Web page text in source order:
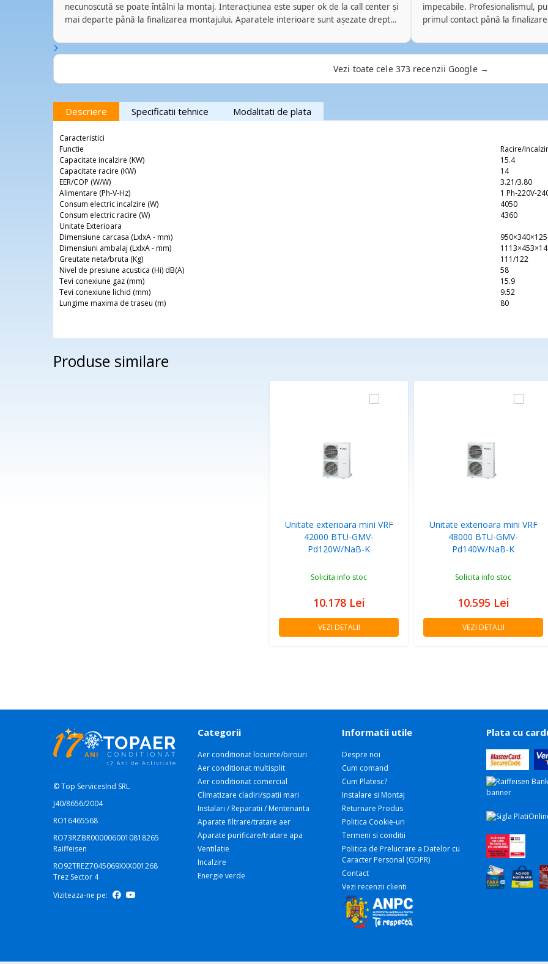
necunoscută se poate întâlni la montaj. Interacțiunea este super ok de la call center și
mai departe până la finalizarea montajului. Aparatele interioare sunt așezate drept
mi-am pus cu ei două Daikin de 18.000 BTU în Pipera. Unul parcă e de anul trecut.
Merge brici. Ălălalt e de câteva zile, și dă din coadă bine. Eu îi recomand. Nu am nicio
obligație sau benficiu să fac asta. Pur și simplu așa au fost experiențele mele cu ei.
impecabile. Profesionalismul,
primul contact până la finalizarea lucrării. Montajul a fost realizat
fiecărei situații. Se vede
Este reconfortant să găsești
care îi poți recomanda fără
în viitor. Mulțumesc pentru colaborarea excelentă și pentru standardele ridicate de
Vezi toate cele 373 recenzii Google →
Descriere Specificatii tehnice Modalitati de plata
Caracteristici
Functie
Racire/
Capacitate incalzire (KW)
15.4
Capacitate racire (KW)
14
EER/COP (W/W)
3.21/3.80
Alimentare (Ph-V-Hz)
1 Ph-220V-
Consum electric incalzire (W)
4050
Consum electric racire (W)
4360
Unitate Exterioara
Dimensiune carcasa (LxlxA - mm)
Dimensiuni ambalaj (LxlxA - mm)
Greutate neta/bruta (Kg)
111/122
Nivel de presiune acustica (Hi) dB(A)
58
Tevi conexiune gaz (mm)
15.9
Tevi conexiune lichid (mm)
9.52
Lungime maxima de traseu (m)
80
Produse similare
Unitate exterioara mini VRF
42000 BTU-GMV-
Pd120W/NaB-K
Solicita info stoc
10.178 Lei
VEZI DETALII
Unitate exterioara mini VRF
48000 BTU-GMV-
Pd140W/NaB-K
Solicita info stoc
10.595 Lei
VEZI DETALII
© Top ServicesInd SRL
J40/8656/2004
RO16465568
RO73RZBR0000060010818265
Raiffeisen
RO92TREZ7045069XXX001268
Trez Sector 4
Viziteaza-ne pe:
Categorii
Aer conditionat locuinte/birouri
Aer conditionat multisplit
Aer conditionat comercial
Climatizare cladiri/spatii mari
Instalari / Reparatii / Mentenanta
Aparate filtrare/tratare aer
Aparate purificare/tratare apa
Ventilatie
Incalzire
Energie verde
Informatii utile
Despre noi
Cum comand
Cum Platesc?
Instalare si Montaj
Returnare Produs
Politica Cookie-uri
Termeni si conditii
Politica de Prelucrare a Datelor cu
Caracter Personal (GDPR)
Contact
Vezi recenzii clienti
Plata cu